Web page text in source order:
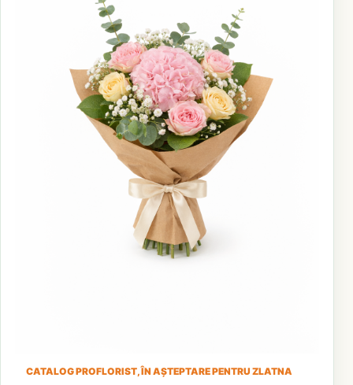
CATALOG PROFLORIST, ÎN AȘTEPTARE PENTRU ZLATNA